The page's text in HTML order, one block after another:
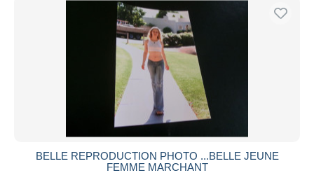
BELLE REPRODUCTION PHOTO ...BELLE JEUNE
FEMME MARCHANT